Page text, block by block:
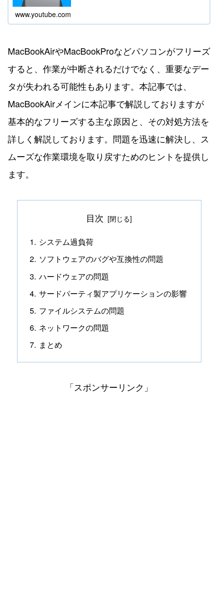
www.youtube.com
MacBookAirやMacBookProなどパソコンがフリーズ
すると、作業が中断されるだけでなく、重要なデー
タが失われる可能性もあります。本記事では、
MacBookAirメインに本記事で解説しておりますが
基本的なフリーズする主な原因と、その対処方法を
詳しく解説しております。問題を迅速に解決し、ス
ムーズな作業環境を取り戻すためのヒントを提供し
ます。
目次
システム過負荷
ソフトウェアのバグや互換性の問題
ハードウェアの問題
サードパーティ製アプリケーションの影響
ファイルシステムの問題
ネットワークの問題
まとめ
「スポンサーリンク」